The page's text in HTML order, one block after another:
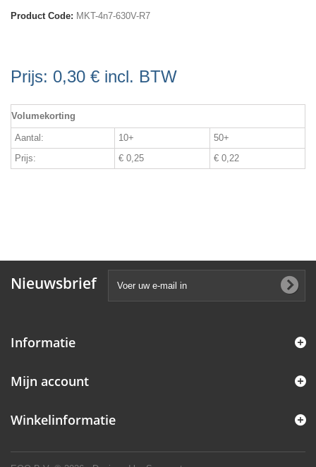
Product Code: MKT-4n7-630V-R7
Prijs: 0,30 € incl. BTW
Volumekorting
Aantal: 10+
50+
Prijs:
€ 0,25 € 0,22
Nieuwsbrief
Informatie
Mijn account
Winkelinformatie